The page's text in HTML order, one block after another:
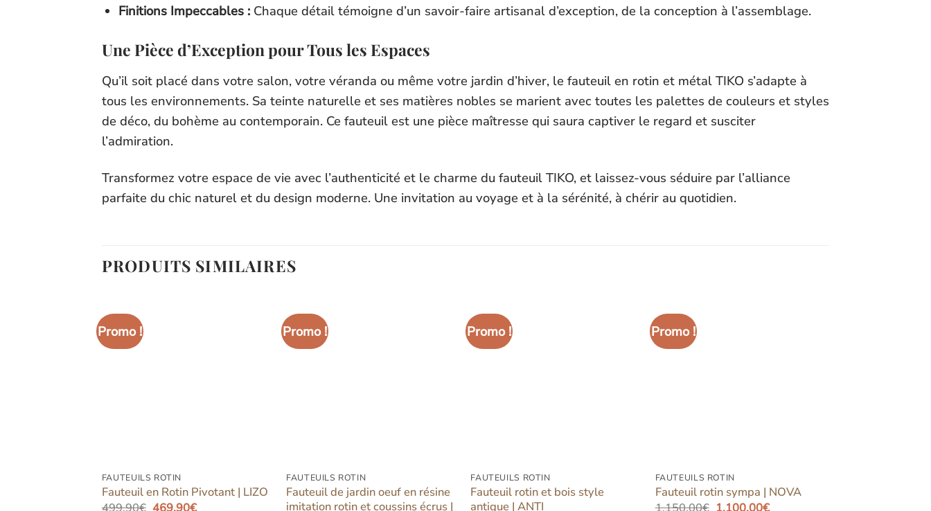
Finitions Impeccables :Chaque détail témoigne d’un savoir-faire artisanal d’exception, de la conception à l’assemblage.
Une Pièce d’Exception pour Tous les Espaces
Qu’il soit placé dans votre salon, votre véranda ou même votre jardin d’hiver, le fauteuil en rotin et métal TIKO s’adapte à
tous les environnements. Sa teinte naturelle et ses matières nobles se marient avec toutes les palettes de couleurs et styles
de déco, du bohème au contemporain. Ce fauteuil est une pièce maîtresse qui saura captiver le regard et susciter
l’admiration.
Transformez votre espace de vie avec l’authenticité et le charme du fauteuil TIKO, et laissez-vous séduire par l’alliance
parfaite du chic naturel et du design moderne. Une invitation au voyage et à la sérénité, à chérir au quotidien.
PRODUITS SIMILAIRES
Promo !
FAUTEUILS ROTIN
Fauteuil en Rotin Pivotant | LIZO
499.90€ Le
469.90€Le
Promo !
FAUTEUILS ROTIN
Fauteuil de jardin oeuf en résine
imitation rotin et coussins écrus |
Promo !
FAUTEUILS ROTIN
Fauteuil rotin et bois style
antique | ANTI
Promo !
FAUTEUILS ROTIN
Fauteuil rotin sympa | NOVA
1,150.00€ Le
1,100.00€Le